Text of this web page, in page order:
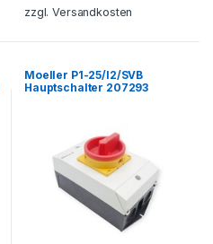
zzgl.Versandkosten
Moeller P1-25/I2/SVB
Hauptschalter 207293